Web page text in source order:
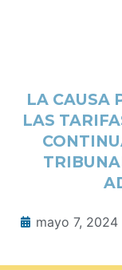
LA CAUSA
LAS
mayo 7, 2024